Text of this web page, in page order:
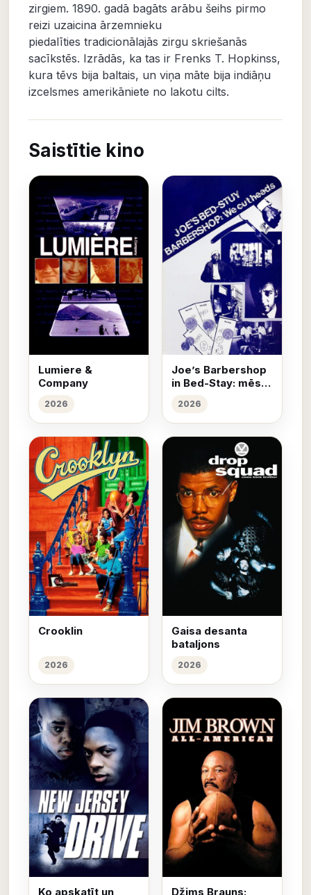
zirgiem. 1890. gadā bagāts arābu šeihs pirmo
reizi uzaicina ārzemnieku
piedalīties tradicionālajās zirgu skriešanās
sacīkstēs. Izrādās, ka tas ir Frenks T. Hopkinss,
kura tēvs bija baltais, un viņa māte bija indiāņu
izcelsmes amerikāniete no lakotu cilts.
Saistītie kino
Lumiere &
Company
2026
Joe’s Barbershop
in Bed-Stay: mēs
2026
Crooklin
2026
Gaisa desanta
bataljons
2026
Ko apskatīt un Džims Brauns: